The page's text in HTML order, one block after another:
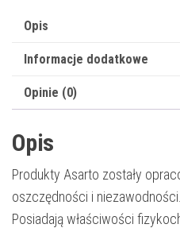
Opis
Informacje dodatkowe
Opinie (0)
Opis
Produkty Asarto zostały
oszczędności i niezawodności.
Posiadają właściwości